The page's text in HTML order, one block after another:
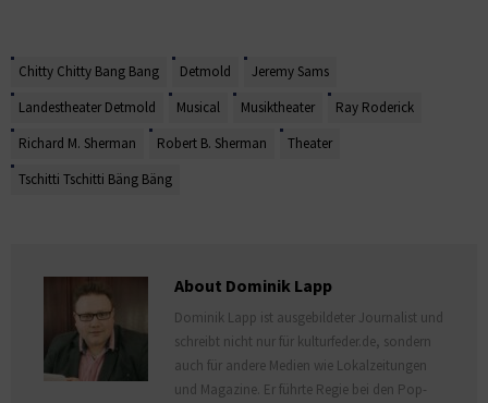
Chitty Chitty Bang Bang Detmold
Jeremy Sams
Landestheater Detmold
Musical Musiktheater
Ray Roderick
Richard M. Sherman
Robert B. Sherman
Theater
Tschitti Tschitti Bäng Bäng
About Dominik Lapp
Dominik Lapp ist ausgebildeter Journalist und
schreibt nicht nur für kulturfeder.de, sondern
auch für andere Medien wie Lokalzeitungen
und Magazine. Er führte Regie bei den Pop-